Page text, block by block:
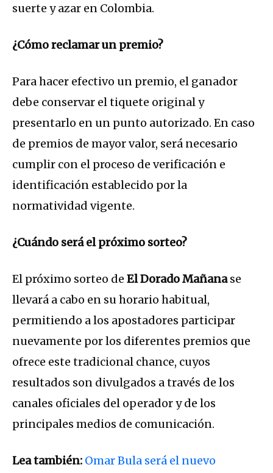
suerte y azar en Colombia.
¿Cómo reclamar un premio?
Para hacer efectivo un premio, el ganador
debe conservar el tiquete original y
presentarlo en un punto autorizado. En caso
de premios de mayor valor, será necesario
cumplir con el proceso de verificación e
identificación establecido por la
normatividad vigente.
¿Cuándo será el próximo sorteo?
El próximo sorteo de El Dorado Mañanase
llevará a cabo en su horario habitual,
permitiendo a los apostadores participar
nuevamente por los diferentes premios que
ofrece este tradicional chance, cuyos
resultados son divulgados a través de los
canales oficiales del operador y de los
principales medios de comunicación.
Lea también: Omar Bula será el nuevo